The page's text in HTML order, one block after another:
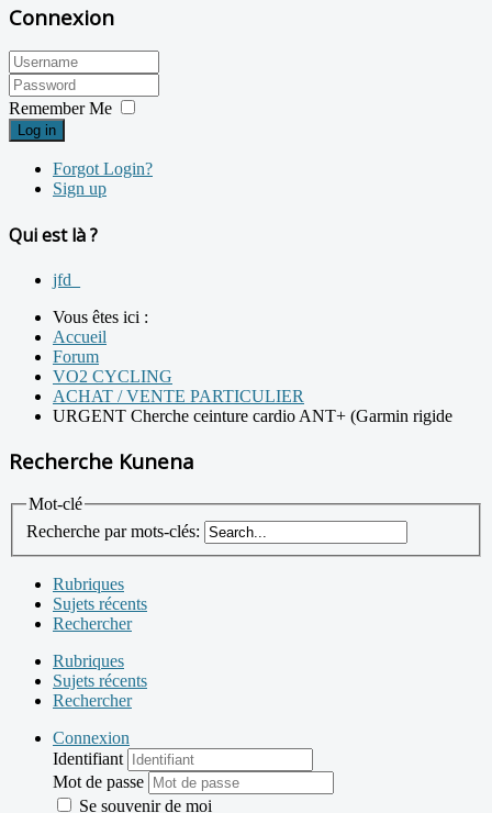
Connexion
Remember Me
Log in
Forgot Login?
Sign up
Qui est là ?
jfd_
Vous êtes ici :
Accueil
Forum
VO2 CYCLING
ACHAT / VENTE PARTICULIER
URGENT Cherche ceinture cardio ANT+ (Garmin rigide
Recherche Kunena
Mot-clé
Recherche par mots-clés:
Rubriques
Sujets récents
Rechercher
Rubriques
Sujets récents
Rechercher
Connexion
Identifiant
Mot de passe
Se souvenir de moi